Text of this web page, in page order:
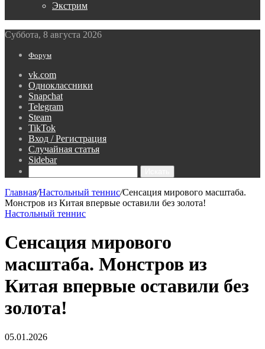
Экстрим
Суббота, 8 августа 2026
Форум
vk.com
Одноклассники
Snapchat
Telegram
Steam
TikTok
Вход / Регистрация
Случайная статья
Sidebar
Главная/Настольный теннис/Сенсация мирового масштаба.
Монстров из Китая впервые оставили без золота!
Настольный теннис
Сенсация мирового
масштаба. Монстров из
Китая впервые оставили без
золота!
05.01.2026